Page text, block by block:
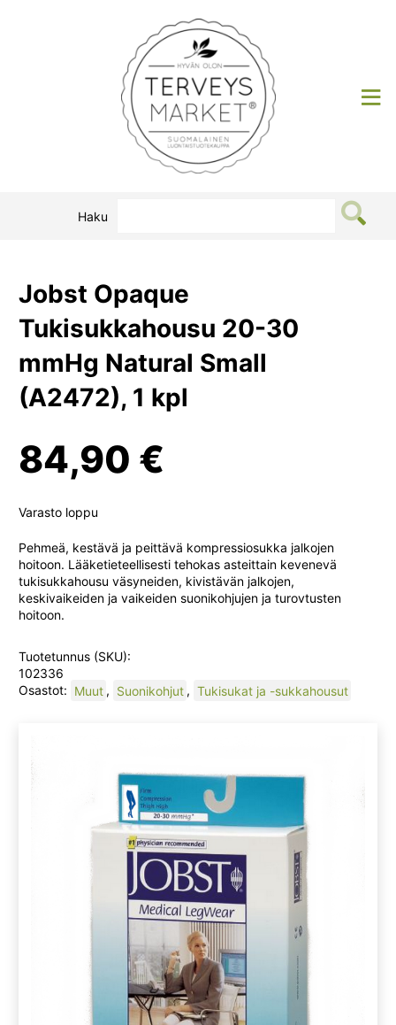
Terveysmarket
Haku
Jobst Opaque
Tukisukkahousu 20-30
mmHg Natural Small
(A2472), 1 kpl
84,90 €
Varasto loppu
Pehmeä, kestävä ja peittävä kompressiosukka jalkojen
hoitoon. Lääketieteellisesti tehokas asteittain kevenevä
tukisukkahousu väsyneiden, kivistävän jalkojen,
keskivaikeiden ja vaikeiden suonikohjujen ja turovtusten
hoitoon.
Tuotetunnus (SKU):
102336
Osastot: Muut , Suonikohjut , Tukisukat ja -sukkahousut